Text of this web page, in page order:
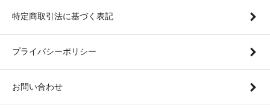
特定商取引法に基づく表記
プライバシーポリシー
お問い合わせ